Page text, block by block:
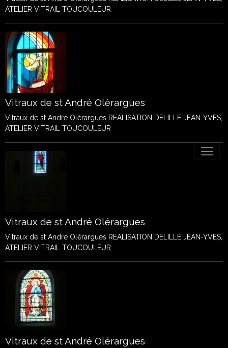
ATELIER VITRAIL TOUCOULEUR
Vitraux de st André Olérargues
Vitraux de st André Olérargues REALISATION DELILLE JEAN-YVES,
ATELIER VITRAIL TOUCOULEUR
Vitraux de st André Olérargues
Vitraux de st André Olérargues REALISATION DELILLE JEAN-YVES,
ATELIER VITRAIL TOUCOULEUR
Vitraux de st André Olérargues